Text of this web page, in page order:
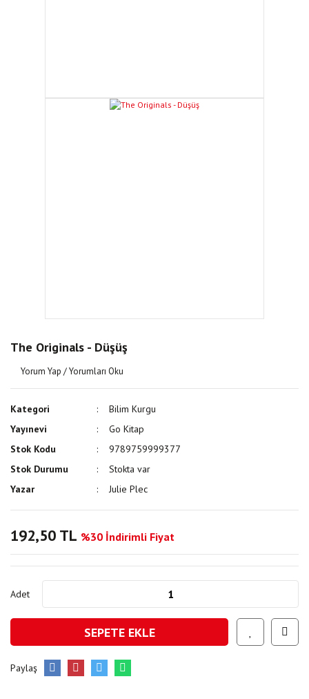
The Originals - Düşüş
Yorum Yap / Yorumları Oku
Kategori
Bilim Kurgu
Yayınevi
Go Kitap
Stok Kodu
9789759999377
Stok Durumu
Stokta var
Yazar
Julie Plec
192,50 TL %30 İndirimli Fiyat
Adet
SEPETE EKLE
Paylaş